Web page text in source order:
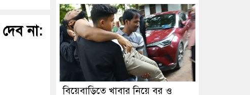
দেব না:
বিয়েবাড়িতে খাবার নিয়ে বর ও